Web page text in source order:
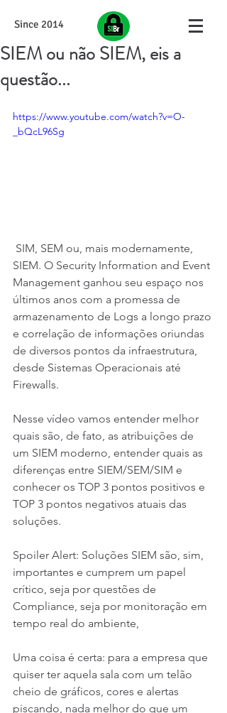
Since 2014
SIEM ou não SIEM, eis a
questão...
https://www.youtube.com/watch?v=O-
_bQcL96Sg
SIEM. O Security Information and Event
Management ganhou seu espaço nos
últimos anos com a promessa de
armazenamento de Logs a longo prazo
e correlação de informações oriundas
de diversos pontos da infraestrutura,
desde Sistemas Operacionais até
Firewalls.
Nesse vídeo vamos entender melhor
quais são, de fato, as atribuições de
um SIEM moderno, entender quais as
diferenças entre SIEM/SEM/SIM e
conhecer os TOP 3 pontos positivos e
TOP 3 pontos negativos atuais das
soluções.
Spoiler Alert: Soluções SIEM são, sim,
importantes e cumprem um papel
crítico, seja por questões de
Compliance, seja por monitoração em
tempo real do ambiente,
Uma coisa é certa: para a empresa que
quiser ter aquela sala com um telão
cheio de gráficos, cores e alertas
piscando, nada melhor do que um